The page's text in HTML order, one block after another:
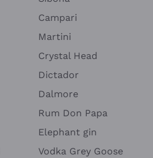
Campari
Martini
Crystal Head
Dictador
Dalmore
Rum Don Papa
Elephant gin
Vodka Grey Goose